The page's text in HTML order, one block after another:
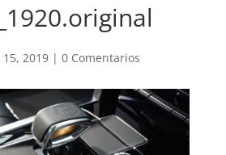
15, 2019| 0 Comentarios